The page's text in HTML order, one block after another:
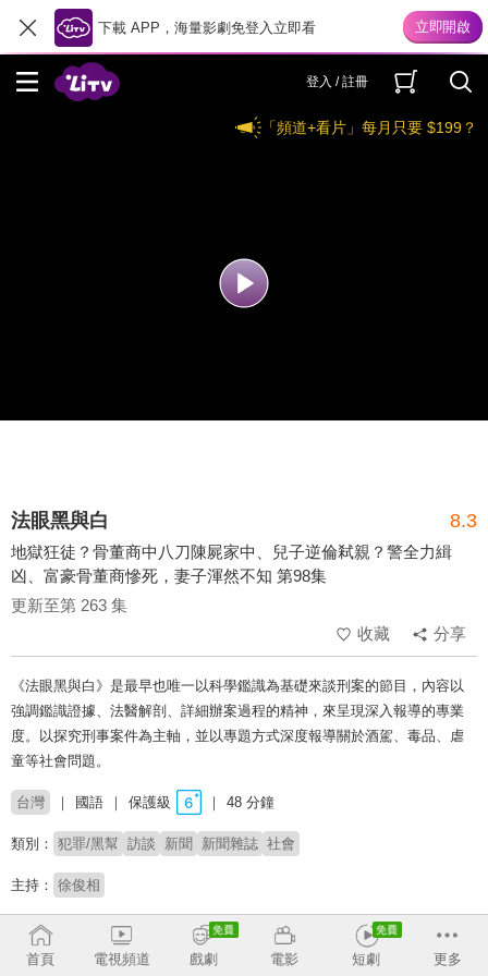
下載 APP，海量影劇免登入立即看
登入 / 註冊
「頻道+看片」每月只要 $199？
法眼黑與白 8.3
地獄狂徒？骨董商中八刀陳屍家中、兒子逆倫弒親？警全力緝
凶、富豪骨董商慘死，妻子渾然不知 第98集
更新至第 263 集
收藏
分享
《法眼黑與白》是最早也唯一以科學鑑識為基礎來談刑案的節目，內容以
強調鑑識證據、法醫解剖、詳細辦案過程的精神，來呈現深入報導的專業
度。以探究刑事案件為主軸，並以專題方式深度報導關於酒駕、毒品、虐
童等社會問題。
台灣 國語 保護級 48 分鐘
類別： 犯罪/黑幫 訪談 新聞 新聞雜誌 社會
主持： 徐俊相
# 黑幫 # 法網恢恢# 社會事件 # 虐童# 刑案 # 法醫 # 連續殺人狂# 深度報導
# 命案
首頁
電視頻道 戲劇 電影 短劇 更多